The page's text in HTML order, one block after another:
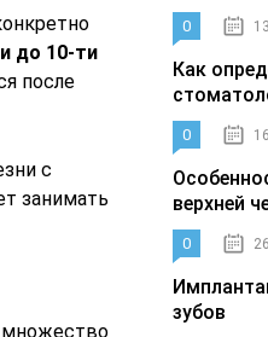
до 10-ти
после
с
занимать
множество
0
Как
0
верхней
0
зубов